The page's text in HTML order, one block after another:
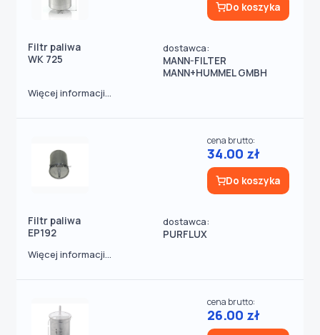
Filtr paliwa
WK 725
dostawca:
MANN-FILTER
MANN+HUMMEL GMBH
Do koszyka
Więcej informacji...
Filtr paliwa
EP192
dostawca:
PURFLUX
cena brutto:
34.00 zł
Do koszyka
Więcej informacji...
cena brutto:
26.00 zł